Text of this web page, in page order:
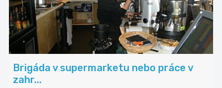
Brigáda v supermarketu nebo práce v
zahr...